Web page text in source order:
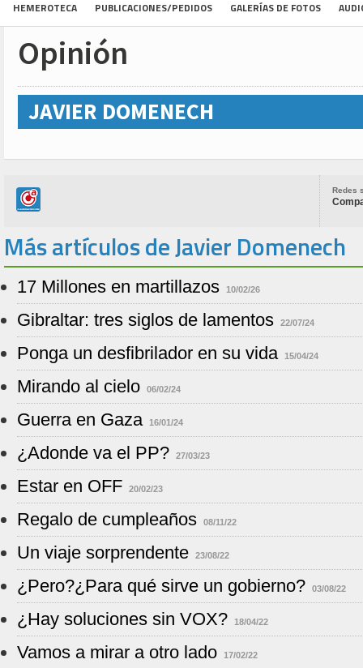
HEMEROTECA PUBLICACIONES/PEDIDOS GALERÍAS DE FOTOS
Opinión
JAVIER DOMENECH
Redes
Más artículos de Javier Domenech
17 Millones en martillazos 10/02/26
Gibraltar: tres siglos de lamentos 22/07/24
Ponga un desfibrilador en su vida 15/04/24
Mirando al cielo 06/02/24
Guerra en Gaza 16/01/24
¿Adonde va el PP? 27/03/23
Estar en OFF 20/02/23
Regalo de cumpleaños 08/11/22
Un viaje sorprendente 23/08/22
¿Pero?¿Para qué sirve un gobierno? 03/08/22
¿Hay soluciones sin VOX? 18/04/22
Vamos a mirar a otro lado 17/02/22